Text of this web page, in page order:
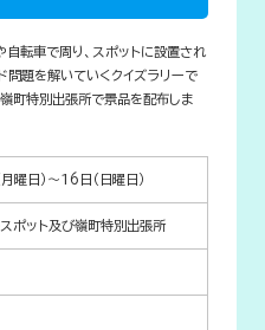
転車で周り、スポットに設置され
問題を解いていくクイズラリーで
町特別出張所で景品を配布しま
日）～16日（日曜日）
ポット及び嶺町特別出張所